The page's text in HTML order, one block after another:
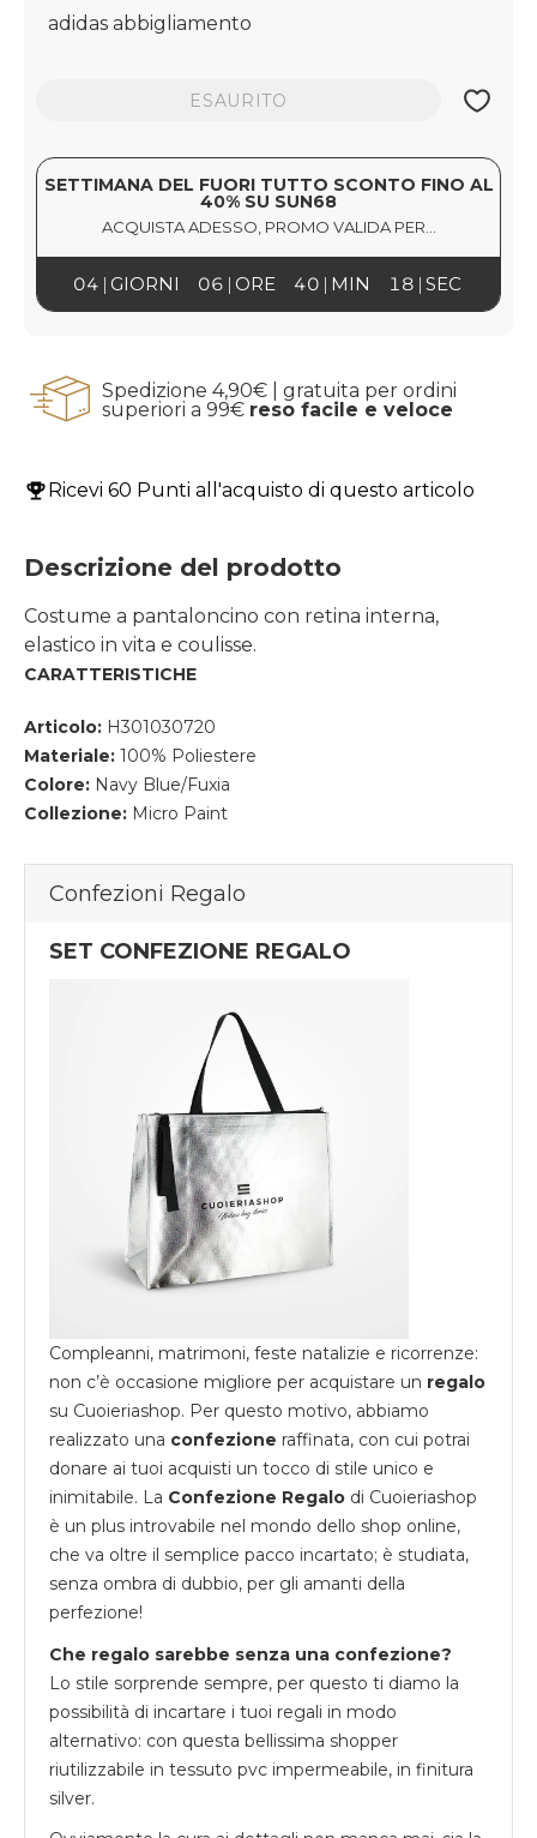
adidas abbigliamento
ESAURITO
SETTIMANA DEL FUORI TUTTO SCONTO FINO AL
40% SU SUN68
ACQUISTA ADESSO, PROMO VALIDA PER...
04 06 40 17
GIORNI ORE MIN SEC
Spedizione 4,90€ | gratuita per ordini
superiori a 99€ reso facile e veloce
Ricevi 60 Punti all'acquisto di questo articolo
Descrizione del prodotto
Costume a pantaloncino con retina interna,
elastico in vita e coulisse.
CARATTERISTICHE
Articolo: H301030720
Materiale: 100% Poliestere
Colore: Navy Blue/Fuxia
Collezione: Micro Paint
Confezioni Regalo
SET CONFEZIONE REGALO
Compleanni, matrimoni, feste natalizie e ricorrenze:
non c’è occasione migliore per acquistare un regalo
su Cuoieriashop. Per questo motivo, abbiamo
realizzato una confezione raffinata, con cui potrai
donare ai tuoi acquisti un tocco di stile unico e
inimitabile. La Confezione Regalo di Cuoieriashop
è un plus introvabile nel mondo dello shop online,
che va oltre il semplice pacco incartato; è studiata,
senza ombra di dubbio, per gli amanti della
perfezione!
Che regalo sarebbe senza una confezione?
Lo stile sorprende sempre, per questo ti diamo la
possibilità di incartare i tuoi regali in modo
alternativo: con questa bellissima shopper
riutilizzabile in tessuto pvc impermeabile, in finitura
silver.